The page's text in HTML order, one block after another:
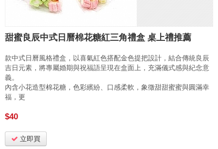
甜蜜良辰中式日曆棉花糖紅三角禮盒 桌上禮推薦
款中式日曆風格禮盒，以喜氣紅色搭配金色提把設計，結合傳統良辰
吉日元素，將專屬婚期與祝福語呈現在盒面上，充滿儀式感與紀念意
義。
內含小花造型棉花糖，色彩繽紛、口感柔軟，象徵甜甜蜜蜜與圓滿幸
福，更
$40
立即買